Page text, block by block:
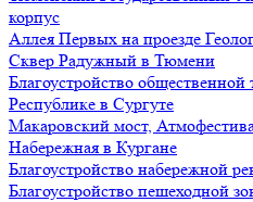
корпус
Аллея Первых на проезде
Сквер Радужный в Тюмени
Благоустройство
Республике в Сургуте
Макаровский мост,
Набережная в Кургане
Благоустройство набережной
Благоустройство